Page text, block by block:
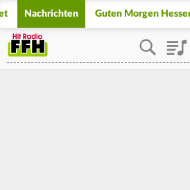
Nachrichten Guten Morgen